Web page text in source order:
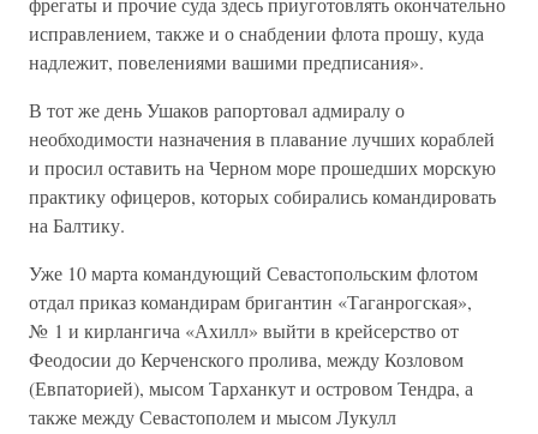
исправлением, также и о снабдении флота прошу, куда
надлежит, повелениями вашими предписания».
В тот же день Ушаков рапортовал адмиралу о
необходимости назначения в плавание лучших кораблей
и просил оставить на Черном море прошедших морскую
практику офицеров, которых собирались командировать
на Балтику.
Уже 10 марта командующий Севастопольским флотом
отдал приказ командирам бригантин «Таганрогская»,
№ 1 и кирлангича «Ахилл» выйти в крейсерство от
Феодосии до Керченского пролива, между Козловом
(Евпаторией), мысом Тарханкут и островом Тендра, а
также между Севастополем и мысом Лукулл